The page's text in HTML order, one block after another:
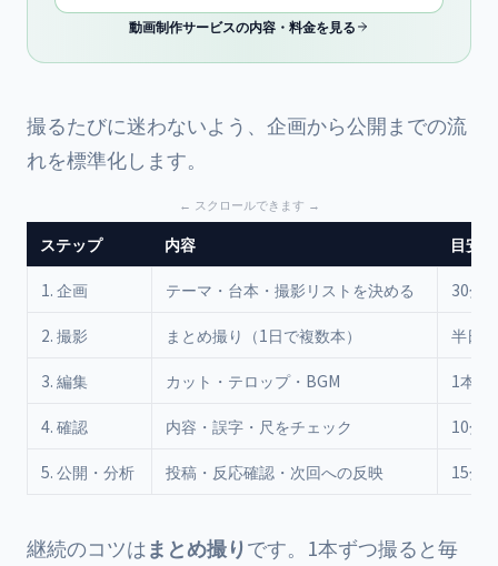
動画制作サービスの内容・料金を見る
撮るたびに迷わないよう、企画から公開までの流
れを標準化します。
ステップ 内容 目安
1. 企画 テーマ・台本・撮影リストを決める 30分
2. 撮影 まとめ撮り（1日で複数本） 半日
3. 編集 カット・テロップ・BGM 1本
4. 確認 内容・誤字・尺をチェック 10分
5. 公開・分析 投稿・反応確認・次回への反映 15分
継続のコツはまとめ撮りです。1本ずつ撮ると毎